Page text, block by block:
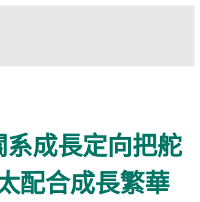
成長定向把舵
配合成長繁華